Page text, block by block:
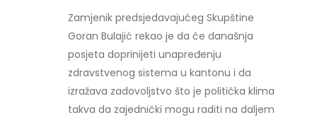
Zamjenik predsjedavajućeg Skupštine
Goran Bulajić rekao je da će današnja
posjeta doprinijeti unapređenju
zdravstvenog sistema u kantonu i da
izražava zadovoljstvo što je politička klima
takva da zajednički mogu raditi na daljem